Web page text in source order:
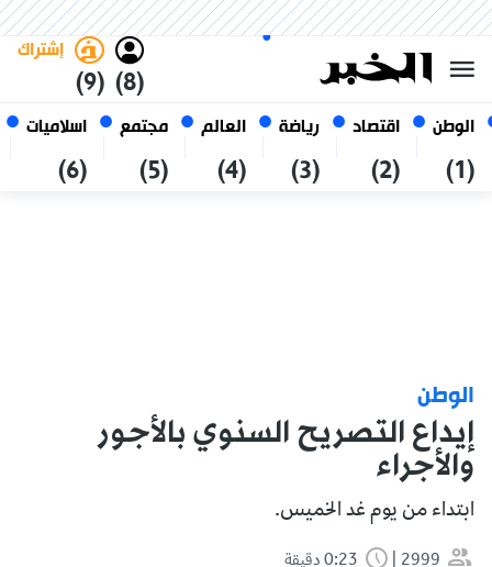
الوطن
(1)
اقتصاد
(2)
رياضة
(3)
العالم
(4)
مجتمع
(5)
اسلاميات
(6)
(8)
إشتراك
(9)
06 أغسطس 2026
الجزائر
الوطن
إيداع التصريح السنوي بالأجور
والأجراء
ابتداء من يوم غد الخميس.
2999